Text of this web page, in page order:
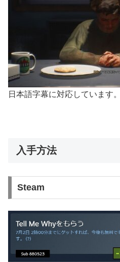
日本語字幕に対応しています
入手方法
Steam